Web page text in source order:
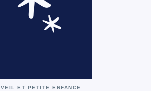
ET PETITE ENFANCE